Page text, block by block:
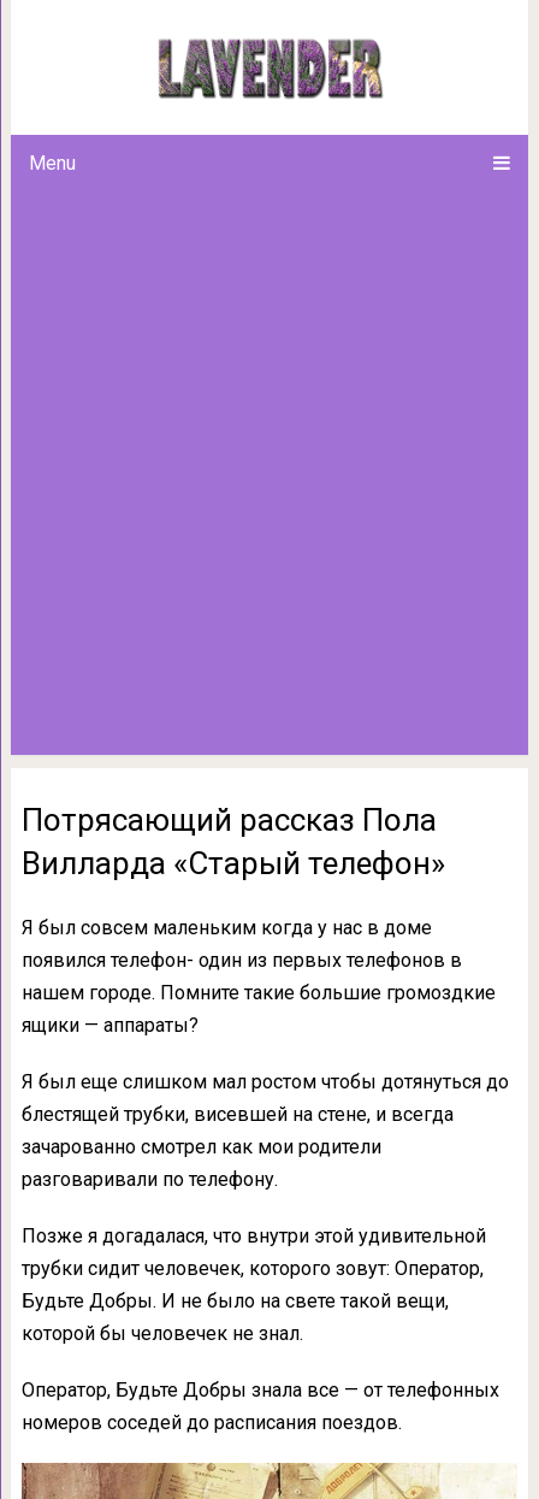
Menu
Потрясающий рассказ Пола
Потрясающий рассказ Пола
Вилларда «Старый телефон»
Я был совсем маленьким когда у нас в доме
появился телефон- один из первых телефонов в
нашем городе. Помните такие большие громоздкие
ящики — аппараты?
Я был еще слишком мал ростом чтобы дотянуться до
блестящей трубки, висевшей на стене, и всегда
зачарованно смотрел как мои родители
разговаривали по телефону.
Позже я догадалася, что внутри этой удивительной
трубки сидит человечек, которого зовут: Оператор,
Будьте Добры. И не было на свете такой вещи,
которой бы человечек не знал.
Оператор, Будьте Добры знала все — от телефонных
номеров соседей до расписания поездов.